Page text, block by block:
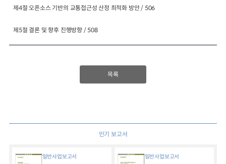
제4절 오픈소스 기반의 교통접근성 산정 최적화 방안 / 506
제5절 결론 및 향후 진행방향 / 508
목록
인기 보고서
일반사업보고서 일반사업보고서